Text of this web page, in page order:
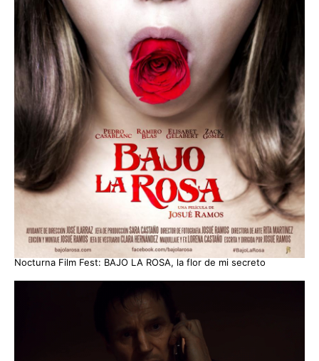
Nocturna Film Fest: BAJO LA ROSA, la flor de mi secreto